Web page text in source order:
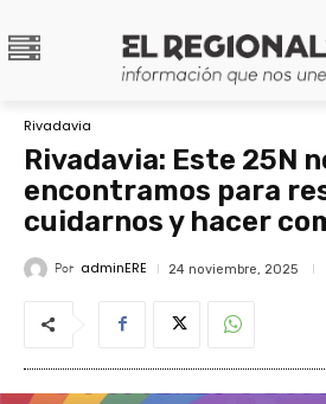
Rivadavia
Rivadavia: Este 25N
encontramos para
cuidarnos y hacer
Por adminERE 24 noviembre, 2025